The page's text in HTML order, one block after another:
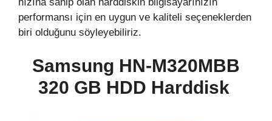
performansı için en uygun ve kaliteli seçeneklerden
biri olduğunu söyleyebiliriz.
Samsung HN-M320MBB
320 GB HDD Harddisk